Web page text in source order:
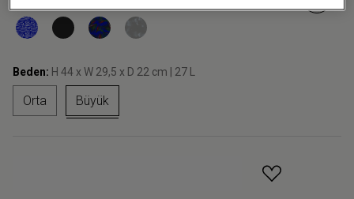
Beden: H 44 x W 29,5 x D 22 cm | 27 L
Orta Büyük